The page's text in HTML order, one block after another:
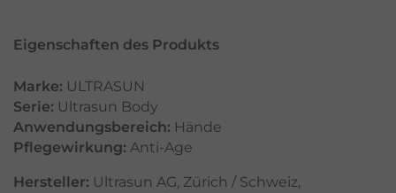
Eigenschaften des Produkts
Marke: ULTRASUN
Serie: Ultrasun Body
Anwendungsbereich: Hände
Pflegewirkung: Anti-Age
Hersteller: Ultrasun AG, Zürich / Schweiz,